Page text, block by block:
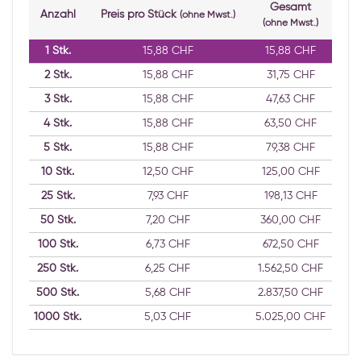
Anzahl Preis pro Stück (ohne Mwst.)
Gesamt
(ohne Mwst.)
1 Stk. 15,88 CHF 15,88 CHF
2Stk. 15,88 CHF 31,75 CHF
3Stk. 15,88 CHF 47,63 CHF
4Stk. 15,88 CHF 63,50 CHF
5 Stk. 15,88 CHF 79,38 CHF
10 Stk. 12,50 CHF 125,00 CHF
25Stk. 7,93 CHF 198,13 CHF
50Stk. 7,20 CHF 360,00 CHF
100Stk. 6,73 CHF 672,50 CHF
250 Stk. 6,25 CHF 1.562,50 CHF
500 Stk. 5,68 CHF 2.837,50 CHF
1000 Stk. 5,03 CHF 5.025,00 CHF